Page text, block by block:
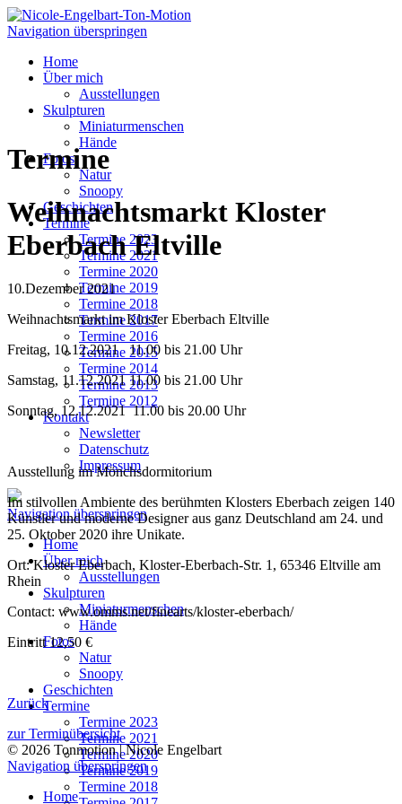
Navigation überspringen
Home
Über mich
Ausstellungen
Skulpturen
Miniaturmenschen
Hände
Fotos
Natur
Snoopy
Geschichten
Termine
Termine 2023
Termine 2021
Termine 2020
Termine 2019
Termine 2018
Termine 2017
Termine 2016
Termine 2015
Termine 2014
Termine 2013
Termine 2012
Kontakt
Newsletter
Datenschutz
Impressum
Navigation überspringen
Home
Über mich
Ausstellungen
Skulpturen
Miniaturmenschen
Hände
Fotos
Natur
Snoopy
Geschichten
Termine
Termine 2023
Termine 2021
Termine 2020
Termine 2019
Termine 2018
Termine
Weihnachtsmarkt Kloster
Eberbach Eltville
10.Dezember 2021
Weihnachtsmarkt im Kloster Eberbach Eltville
Freitag, 10.12.2021 11.00 bis 21.00 Uhr
Samstag, 11.12.2021 11.00 bis 21.00 Uhr
Sonntag, 12.12.2021 11.00 bis 20.00 Uhr
Ausstellung im Mönchsdormitorium
Im stilvollen Ambiente des berühmten Klosters Eberbach zeigen 140
Künstler und moderne Designer aus ganz Deutschland am 24. und
25. Oktober 2020 ihre Unikate.
Ort: Kloster Eberbach, Kloster-Eberbach-Str. 1, 65346 Eltville am
Rhein
Contact: www.omms.net/finearts/kloster-eberbach/
Eintritt 12,50 €
Zurück
zur Terminübersicht
© 2026 Tonmotion | Nicole Engelbart
Navigation überspringen
Home